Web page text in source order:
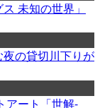
未知の世界」
の貸切川下りが
アート「世解-